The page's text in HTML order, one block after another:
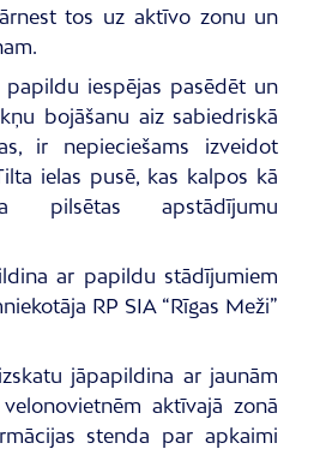
tos uz aktīvo zonu un
papildu iespējas pasēdēt un
bojāšanu aiz sabiedriskā
ir nepieciešams izveidot
ielas pusē, kas kalpos kā
pilsētas apstādījumu
ar papildu stādījumiem
RP SIA “Rīgas Meži”
jāpapildina ar jaunām
aktīvajā zonā
stenda par apkaimi